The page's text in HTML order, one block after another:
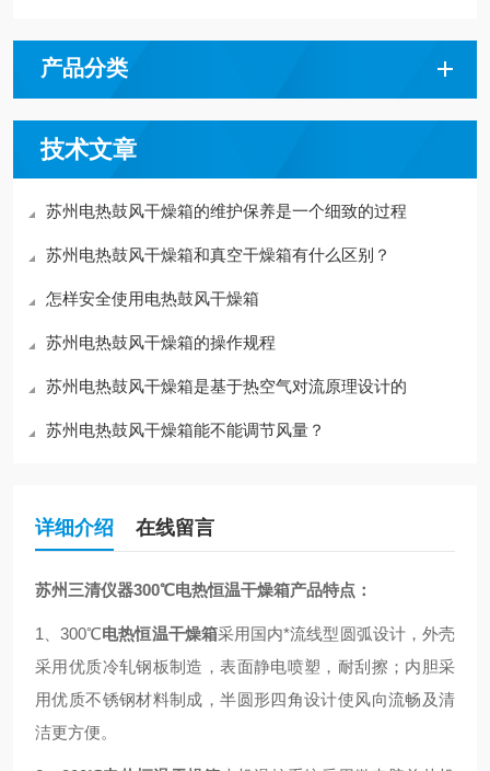
产品分类
技术文章
苏州电热鼓风干燥箱的维护保养是一个细致的过程
苏州电热鼓风干燥箱和真空干燥箱有什么区别？
怎样安全使用电热鼓风干燥箱
苏州电热鼓风干燥箱的操作规程
苏州电热鼓风干燥箱是基于热空气对流原理设计的
苏州电热鼓风干燥箱能不能调节风量？
详细介绍 在线留言
苏州三清仪器300℃电热恒温干燥箱产品特点：
1、300℃电热恒温干燥箱采用国内*流线型圆弧设计，外壳
采用优质冷轧钢板制造，表面静电喷塑，耐刮擦；内胆采
用优质不锈钢材料制成，半圆形四角设计使风向流畅及清
洁更方便。